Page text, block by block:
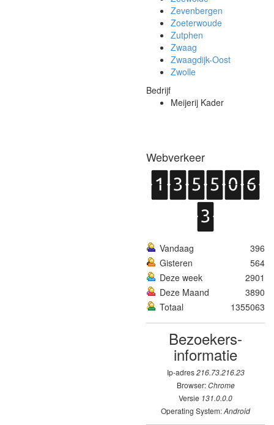
Zevenbergen
Zoeterwoude
Zutphen
Zwaag
Zwaagdijk-Oost
Zwolle
Bedrijf
Meijerij Kader
Webverkeer
Vandaag
396
Gisteren
564
Deze week
2901
Deze Maand
3890
Totaal
1355063
Bezoekers­
informatie
Ip-adres216.73.216.23
Browser:Chrome
Versie 131.0.0.0
Operating System:Android